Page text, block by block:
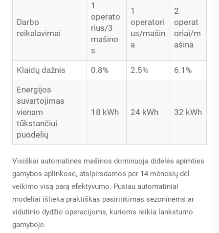
Darbo
reikalavimai
1
operato
rius/3
mašino
s
1
operatori
us/mašin
a
2
operat
oriai/m
ašina
Klaidų dažnis 0.8% 2.5%
6.1%
Energijos
suvartojimas
vienam
tūkstančiui
puodelių
18 kWh 24 kWh 32 kWh
Visiškai automatinės mašinos dominuoja didelės apimties
gamybos aplinkose, atsipirsdamos per 14 mėnesių dėl
veikimo visą parą efektyvumo. Pusiau automatiniai
modeliai išlieka praktiškas pasirinkimas sezoninėms ar
vidutinio dydžio operacijoms, kurioms reikia lankstumo
gamyboje.